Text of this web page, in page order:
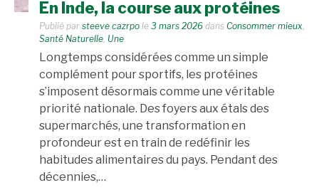
En Inde, la course aux protéines
Publié par steeve cazrpo le 3 mars 2026 dans Consommer mieux
Santé Naturelle Une
Longtemps considérées comme un simple
complément pour sportifs, les protéines
s’imposent désormais comme une véritable
priorité nationale. Des foyers aux étals des
supermarchés, une transformation en
profondeur est en train de redéfinir les
habitudes alimentaires du pays. Pendant des
décennies,…